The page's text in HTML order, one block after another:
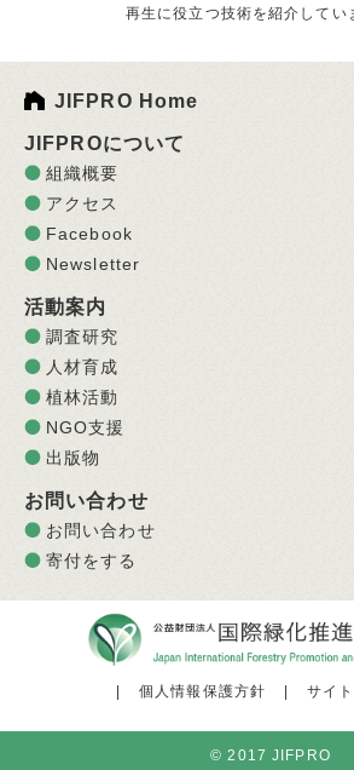
再生に役立つ技術を紹介してい
JIFPRO Home
JIFPROについて
組織概要
アクセス
Facebook
Newsletter
活動案内
調査研究
人材育成
植林活動
NGO支援
出版物
お問い合わせ
お問い合わせ
寄付をする
個人情報保護方針 サイ
© 2017 JIFPRO